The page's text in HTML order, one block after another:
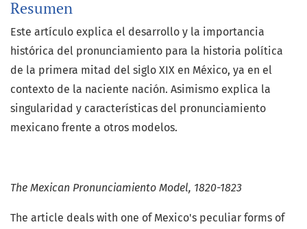
Resumen
Este artículo explica el desarrollo y la importancia
histórica del pronunciamiento para la historia política
de la primera mitad del siglo XIX en México, ya en el
contexto de la naciente nación. Asimismo explica la
singularidad y características del pronunciamiento
mexicano frente a otros modelos.
The Mexican Pronunciamiento Model, 1820-1823
The article deals with one of Mexico's peculiar forms of